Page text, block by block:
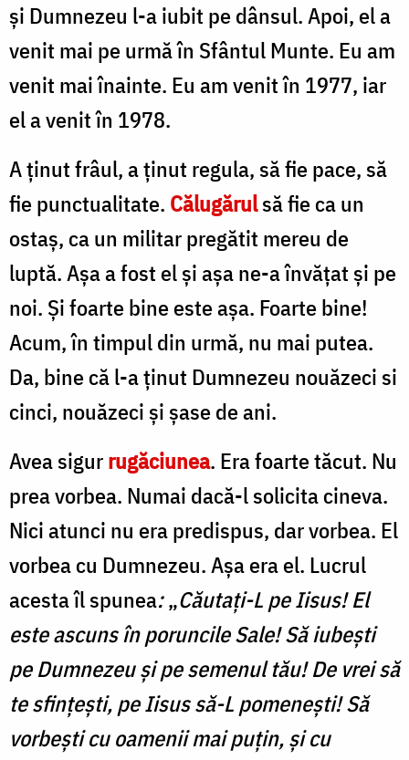
şi Dumnezeu l-a iubit pe dânsul. Apoi, el a
venit mai pe urmă în Sfântul Munte. Eu am
venit mai înainte. Eu am venit în 1977, iar
el a venit în 1978.
A ţinut frâul, a ținut regula, să fie pace, să
fie punctualitate. Călugărulsă fie ca un
ostaş, ca un militar pregătit mereu de
luptă. Aşa a fost el şi aşa ne-a învăţat şi pe
noi. Şi foarte bine este aşa. Foarte bine!
Acum, în timpul din urmă, nu mai putea.
Da, bine că l-a ținut Dumnezeu nouăzeci si
cinci, nouăzeci și şase de ani.
Avea sigurrugăciunea. Era foarte tăcut. Nu
prea vorbea. Numai dacă-l solicita cineva.
Nici atunci nu era predispus, dar vorbea. El
vorbea cu Dumnezeu. Aşa era el. Lucrul
acesta îl spunea:„Căutați-L pe Iisus! El
este ascuns în poruncile Sale! Să iubeşti
pe Dumnezeu şi pe semenul tău! De vrei să
te sfinţeşti, pe Iisus să-L pomeneşti! Să
vorbeşti cu oamenii mai puţin, şi cu